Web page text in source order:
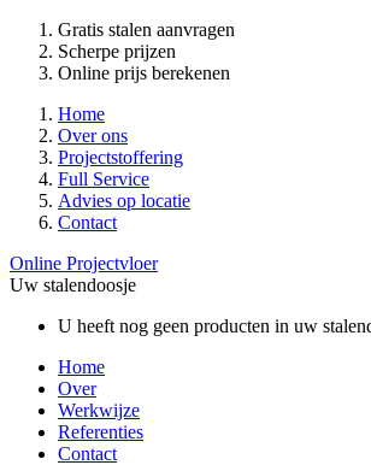
Gratis stalen aanvragen
Scherpe prijzen
Online prijs berekenen
Home
Over ons
Projectstoffering
Full Service
Advies op locatie
Contact
Online Projectvloer
Uw stalendoosje
U heeft nog geen producten in uw
Home
Over
Werkwijze
Referenties
Contact